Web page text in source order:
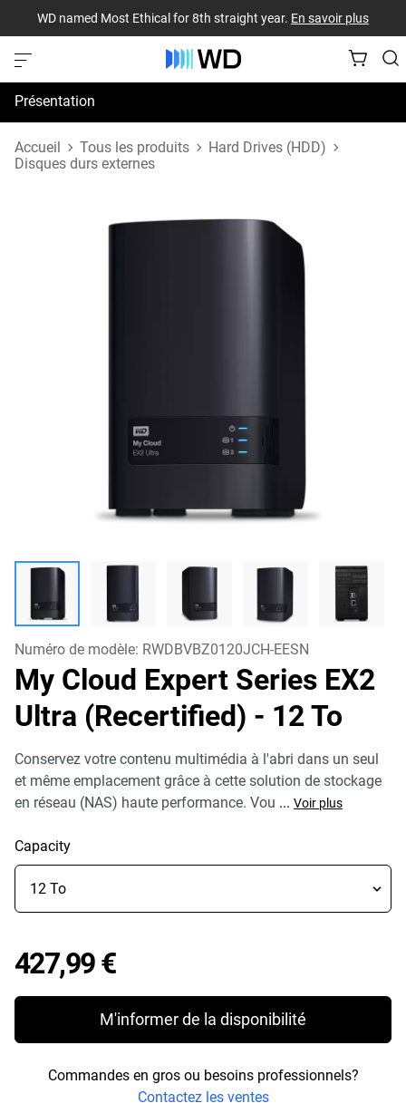
WD named Most Ethical for 8th straight year. En savoir plus
Présentation
Spécifications
Accueil Tous les produits
Hard Drives (HDD)
Disques durs externes
Numéro de modèle: RWDBVBZ0120JCH-EESN
My Cloud Expert Series EX2
Ultra (Recertified) - 12 To
Conservez votre contenu multimédia à l'abri dans un seul
et même emplacement grâce à cette solution de stockage
en réseau (NAS) haute performance. Vou ... Voir plus
Capacity
427,99 €Price 427,99 €
M'informer de la disponibilité
Commandes en gros ou besoins professionnels?
Contactez les ventes